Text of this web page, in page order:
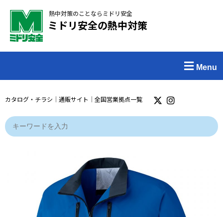
熱中対策のことならミドリ安全
ミドリ安全の熱中対策
Menu
カタログ・チラシ ｜ 通販サイト ｜ 全国営業拠点一覧